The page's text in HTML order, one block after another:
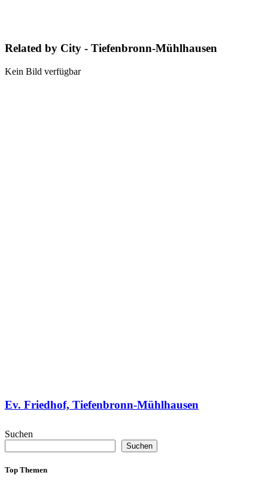
Related by City - Tiefenbronn-Mühlhausen
Kein Bild verfügbar
Ev. Friedhof, Tiefenbronn-Mühlhausen
Suchen
Suchen
Top Themen